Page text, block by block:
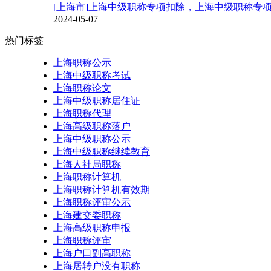
[上海市]上海中级职称专项扣除，上海中级职称专
2024-05-07
热门标签
上海职称公示
上海中级职称考试
上海职称论文
上海中级职称居住证
上海职称代理
上海高级职称落户
上海中级职称公示
上海中级职称继续教育
上海人社局职称
上海职称计算机
上海职称计算机有效期
上海职称评审公示
上海建交委职称
上海高级职称申报
上海职称评审
上海户口副高职称
上海居转户没有职称